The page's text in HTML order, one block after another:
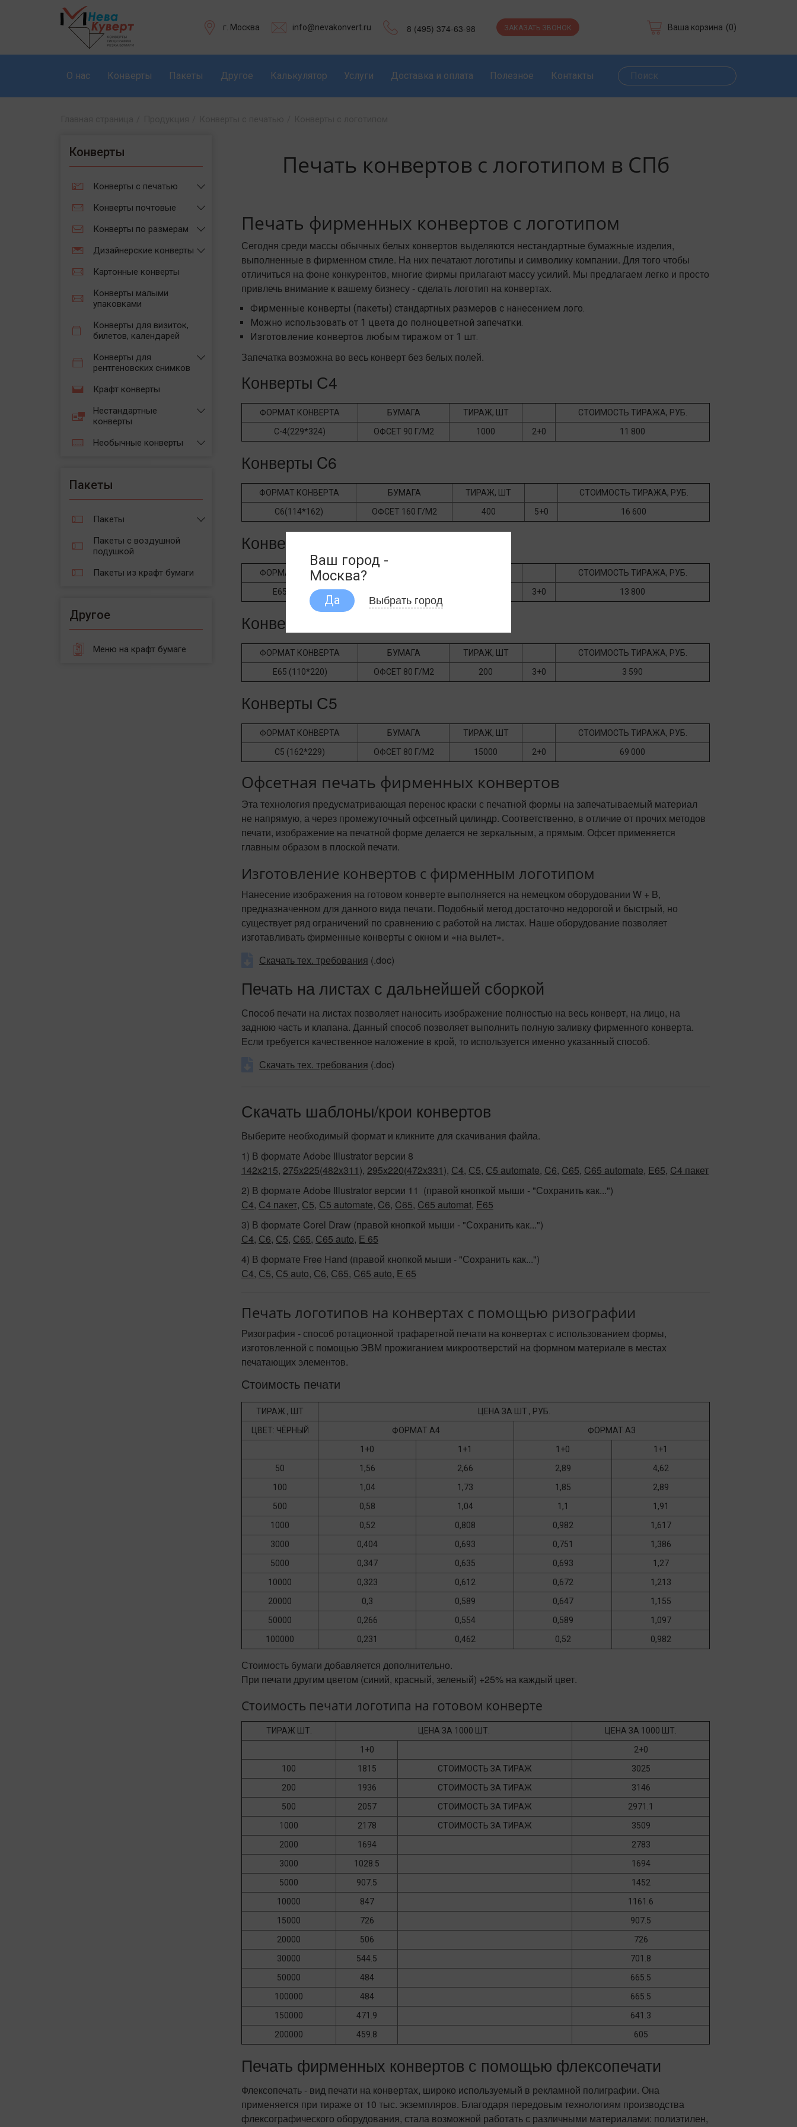
г. Москва info@nevakonvert.ru 8 (495) 374-63-98 ЗАКАЗАТЬ ЗВОНОК Ваша корзина (0)
О нас Конверты Пакеты Другое Калькулятор Услуги Доставка и оплата Полезное Контакты
Конверты
Конверты с печатью
Конверты почтовые
Конверты по размерам
Дизайнерские конверты
Картонные конверты
Конверты малыми
упаковками
Конверты для визиток,
билетов, календарей
Конверты для
рентгеновских снимков
Крафт конверты
Нестандартные
конверты
Необычные конверты
Пакеты
Пакеты
Пакеты с воздушной
подушкой
Пакеты из крафт бумаги
Другое
Меню на крафт бумаге
Печать конвертов с логотипом в СПб
Печать фирменных конвертов с логотипом
Сегодня среди массы обычных белых конвертов выделяются нестандартные бумажные изделия,
выполненные в фирменном стиле. На них печатают логотипы и символику компании. Для того чтобы
отличиться на фоне конкурентов, многие фирмы прилагают массу усилий. Мы предлагаем легко и просто
привлечь внимание к вашему бизнесу - сделать логотип на конвертах.
Фирменные конверты (пакеты) стандартных размеров с нанесением лого.
Можно использовать от 1 цвета до полноцветной запечатки.
Изготовление конвертов любым тиражом от 1 шт.
Запечатка возможна во весь конверт без белых полей.
Конверты С4
ФОРМАТ КОНВЕРТА БУМАГА ТИРАЖ, ШТ
СТОИМОСТЬ ТИРАЖА, РУБ.
С-4(229*324)
ОФСЕТ 90 Г/М2 1000 2+0 11 800
Конверты C6
ФОРМАТ КОНВЕРТА БУМАГА ТИРАЖ, ШТ
СТОИМОСТЬ ТИРАЖА, РУБ.
С6(114*162)
ОФСЕТ 160 Г/М2 400 5+0 16 600
Конверты C65
ФОРМАТ КОНВЕРТА
СТОИМОСТЬ ТИРАЖА, РУБ.
Е65 (110*220)
3+0 13 800
Конверты E65
ФОРМАТ КОНВЕРТА БУМАГА ТИРАЖ, ШТ
СТОИМОСТЬ ТИРАЖА, РУБ.
Е65 (110*220)
ОФСЕТ 80 Г/М2 200 3+0 3 590
Конверты С5
ФОРМАТ КОНВЕРТА БУМАГА ТИРАЖ, ШТ
СТОИМОСТЬ ТИРАЖА, РУБ.
С5 (162*229)
ОФСЕТ 80 Г/М2 15000 2+0 69 000
Офсетная печать фирменных конвертов
Эта технология предусматривающая перенос краски с печатной формы на запечатываемый материал
не напрямую, а через промежуточный офсетный цилиндр. Соответственно, в отличие от прочих методов
печати, изображение на печатной форме делается не зеркальным, а прямым. Офсет применяется
главным образом в плоской печати.
Изготовление конвертов с фирменным логотипом
Нанесение изображения на готовом конверте выполняется на немецком оборудовании W + B,
предназначенном для данного вида печати. Подобный метод достаточно недорогой и быстрый, но
существует ряд ограничений по сравнению с работой на листах. Наше оборудование позволяет
изготавливать фирменные конверты с окном и «на вылет».
Скачать тех. требования (.doc)
Печать на листах с дальнейшей сборкой
Способ печати на листах позволяет наносить изображение полностью на весь конверт, на лицо, на
заднюю часть и клапана. Данный способ позволяет выполнить полную заливку фирменного конверта.
Если требуется качественное наложение в крой, то используется именно указанный способ.
Скачать тех. требования (.doc)
Скачать шаблоны/крои конвертов
Выберите необходимый формат и кликните для скачивания файла.
1) В формате Adobe Illustrator версии 8
142х215, 275x225(482x311), 295x220(472x331), С4, С5, С5 automate, C6, C65, C65 automate, E65, C4 пакет
2) В формате Adobe Illustrator версии 11 (правой кнопкой мыши - "Сохранить как...")
С4, С4 пакет, С5, С5 automate, C6, C65, C65 automat, Е65
3) В формате Corel Draw (правой кнопкой мыши - "Сохранить как...")
С4, С6, С5, С65, С65 auto, Е 65
4) В формате Free Hand (правой кнопкой мыши - "Сохранить как...")
С4, С5, С5 auto, С6, С65, C65 auto, Е 65
Печать логотипов на конвертах с помощью ризографии
Ризография - способ ротационной трафаретной печати на конвертах с использованием формы,
изготовленной с помощью ЭВМ прожиганием микроотверстий на формном материале в местах
печатающих элементов.
Стоимость печати
ТИРАЖ , ШТ
ЦЕНА ЗА ШТ., РУБ.
ЦВЕТ: ЧЁРНЫЙ
ФОРМАТ А4
ФОРМАТ А3
1+0
1+1 1+0
1+1
50
1,56 2,66 2,89
4,62
100
1,04 1,73 1,85
2,89
500
0,58 1,04 1,1
1,91
1000
0,52 0,808 0,982
1,617
3000
0,404 0,693 0,751
1,386
5000
0,347 0,635 0,693
1,27
10000
0,323 0,612 0,672
1,213
20000
0,3 0,589 0,647
1,155
50000
0,266 0,554 0,589
1,097
100000
0,231 0,462 0,52 0,982
Стоимость бумаги добавляется дополнительно.
При печати другим цветом (синий, красный, зеленый) +25% на каждый цвет.
Стоимость печати логотипа на готовом конверте
ТИРАЖ ШТ. ЦЕНА ЗА 1000 ШТ.
ЦЕНА ЗА 1000 ШТ.
1+0
2+0
100
1815 СТОИМОСТЬ ЗА ТИРАЖ
3025
200
1936 СТОИМОСТЬ ЗА ТИРАЖ
3146
500
2057 СТОИМОСТЬ ЗА ТИРАЖ
2971.1
1000
2178 СТОИМОСТЬ ЗА ТИРАЖ
3509
2000
1694
2783
3000
1028.5
1694
5000
907.5
1452
10000
847
1161.6
15000
726
907.5
20000
506
726
30000
544.5
701.8
50000
484
665.5
100000
484
665.5
150000
471.9
641.3
200000
459.8 605
Печать фирменных конвертов с помощью флексопечати
Флексопечать - вид печати на конвертах, широко используемый в рекламной полиграфии. Она
применяется при тираже от 10 тыс. экземпляров. Благодаря передовым технологиям производства
флексографического оборудования, стала возможной работать с различными материалами: полиэтилен,
Ваш город -
Москва?
Да Выбрать город